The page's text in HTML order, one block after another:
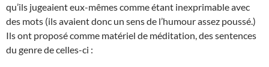
qu’ils jugeaient eux-mêmes comme étant inexprimable avec
des mots (ils avaient donc un sens de l’humour assez poussé.)
Ils ont proposé comme matériel de méditation, des sentences
du genre de celles-ci :